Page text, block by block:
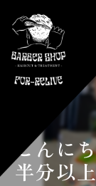
こんに
半分以